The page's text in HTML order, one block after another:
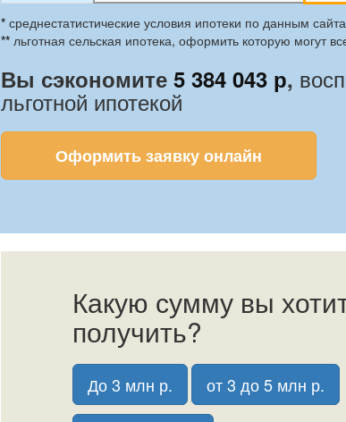
* среднестатистические условия ипотеки по данным
** льготная сельская ипотека, оформить которую могут
Вы сэкономите5 384 043 р,
льготной ипотекой
Оформить заявку онлайн
Какую сумму вы
получить?
До 3 млн р. от 3 до 5 млн р.